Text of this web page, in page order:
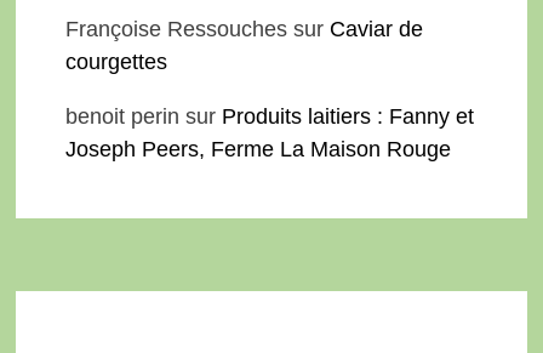
Françoise Ressouches sur Caviar de
courgettes
benoit perin sur Produits laitiers : Fanny et
Joseph Peers, Ferme La Maison Rouge